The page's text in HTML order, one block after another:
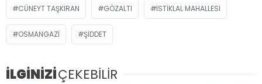
CÜNEYT TAŞKIRAN GÖZALTI İSTIKLAL MAHALLESI
OSMANGAZI ŞIDDET
İLGİNİZİÇEKEBİLİR